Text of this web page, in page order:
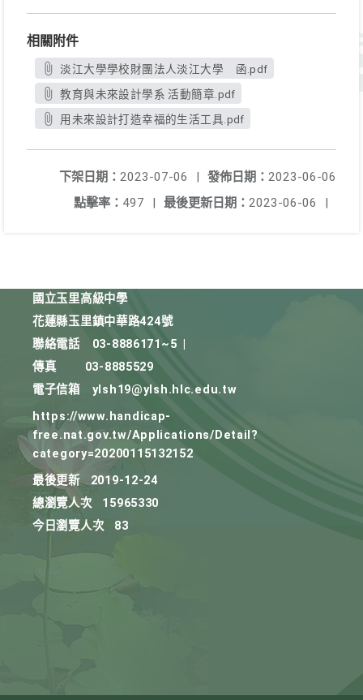
相關附件
淡江大學學校財團法人淡江大學 函.pdf
教育與未來設計學系 活動簡章.pdf
用未來設計打造幸福的生活工具.pdf
發佈日期： 2023-06-06
下架日期： 2023-07-06
|
最後更新日期： 2023-06-06 |
點擊率： 497 |
國立玉里高級中學
花蓮縣玉里鎮中華路424號
聯絡電話
03-8886171~5
傳真
03-8885529
電子信箱
ylsh19@ylsh.hlc.edu.tw
https://www.handicap-
free.nat.gov.tw/Applications/Detail?
category=20200115132152
最後更新
2019-12-24
總瀏覽人次
15965330
今日瀏覽人次
83